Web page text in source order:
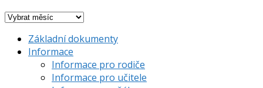
Archiv
Základní dokumenty
Informace
Informace pro rodiče
Informace pro učitele